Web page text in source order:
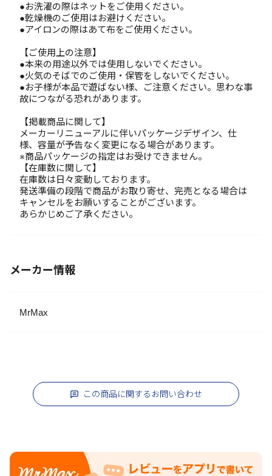
●お洗濯の際はネットをご使用ください。
●乾燥機のご使用はお避けください。
●アイロンの際はあて布をご使用ください。
【ご使用上の注意】
●本来の用途以外では使用しないでください。
●火気のそばでのご使用・保管をしないでください。
●お子様が本品で遊ばない様、ご注意ください。思わな事
故につながる恐れがあります。
【掲載商品に関して】
メーカーリニューアルに伴いパッケージデザイン、仕
様、容量が予告なく変更になる場合があります。
※商品パッケージの指定はお受けできません。
【在庫数に関して】
在庫数は日々変動しております。
発送準備の段階で商品がお取り寄せ、完売となる場合は
キャンセルをお願いすることがございます。
あらかじめご了承ください。
メーカー情報
MrMax
この商品に関するお問い合わせ